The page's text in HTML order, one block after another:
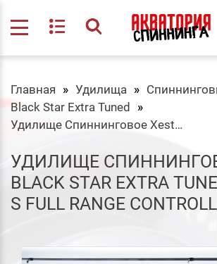
Главная Удилища
Black Star Extra Tuned
Удилище Спиннинговое Xesta Black Star Extra Tuned S69ULX-S Full Range Controller
УДИЛИЩЕ
BLACK STAR EXTRA
S FULL RANGE